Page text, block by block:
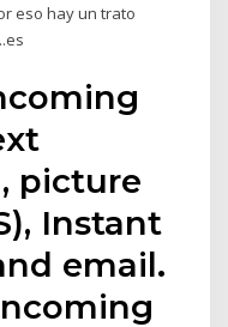
eso hay un trato
picture
Instant
email.